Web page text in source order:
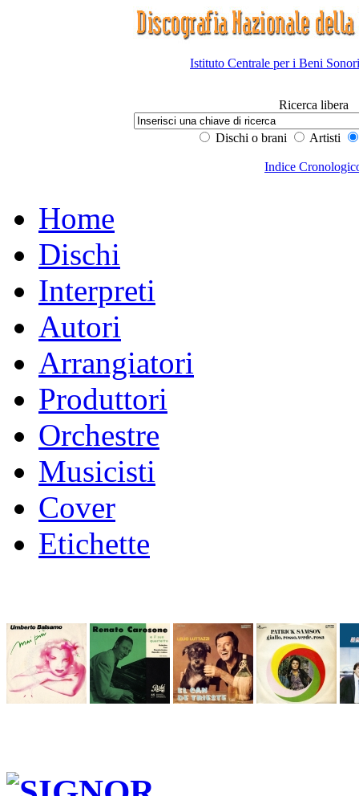
Istituto Centrale per i Beni
Ricerca libera
Dischi o brani Artisti
Indice
Home
Dischi
Interpreti
Autori
Arrangiatori
Produttori
Orchestre
Musicisti
Cover
Etichette